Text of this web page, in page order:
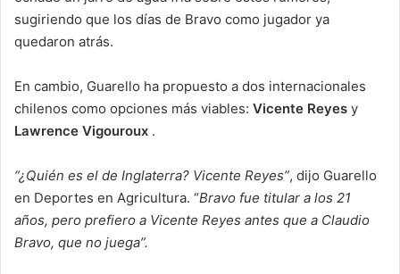
sugiriendo que los días de Bravo como jugador ya
quedaron atrás.
En cambio, Guarello ha propuesto a dos internacionales
chilenos como opciones más viables: Vicente Reyes y
Lawrence Vigouroux .
“¿Quién es el de Inglaterra? Vicente Reyes”, dijo Guarello
en Deportes en Agricultura. “Bravo fue titular a los 21
años, pero prefiero a Vicente Reyes antes que a Claudio
Bravo, que no juega”.